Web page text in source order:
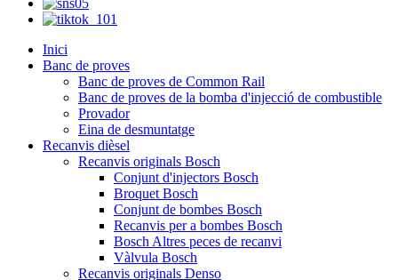
Inici
Banc de proves
Banc de proves de Common Rail
Banc de proves de la bomba d'injecció de combustible
Provador
Eina de desmuntatge
Recanvis dièsel
Recanvis originals Bosch
Conjunt d'injectors Bosch
Broquet Bosch
Conjunt de bombes Bosch
Recanvis per a bombes Bosch
Bosch Altres peces de recanvi
Vàlvula Bosch
Recanvis originals Denso